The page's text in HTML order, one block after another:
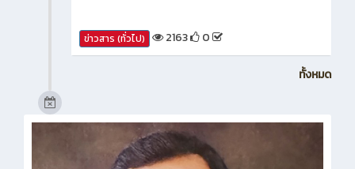
ข่าวสาร (ทั่วไป) 2163 0
ทั้งหมด